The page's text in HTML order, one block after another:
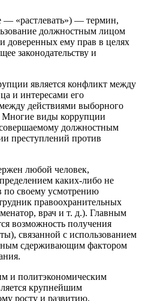
— «растлевать») — термин,
должностным лицом
доверенных ему прав в целях
законодательству и
является конфликт между
и интересами его
действиями выборного
Многие виды коррупции
должностным
преступлений против
любой человек,
каких-либо не
по своему усмотрению
правоохранительных
врач и т. д.). Главным
возможность получения
связанной с использованием
сдерживающим фактором
и политэкономическим
крупнейшим
росту и развитию,